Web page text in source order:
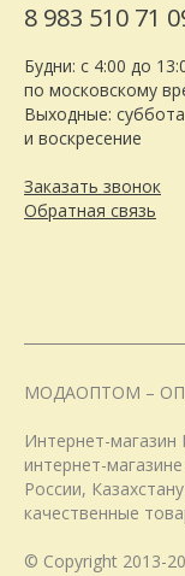
8 983 510 71
Будни: с 4:00 до
по московскому
Выходные: суббота
и воскресение
Заказать звонок
Обратная связь
МОДАОПТОМ –
Интернет-
интернет-
России,
качественные
© Copyright 2013-